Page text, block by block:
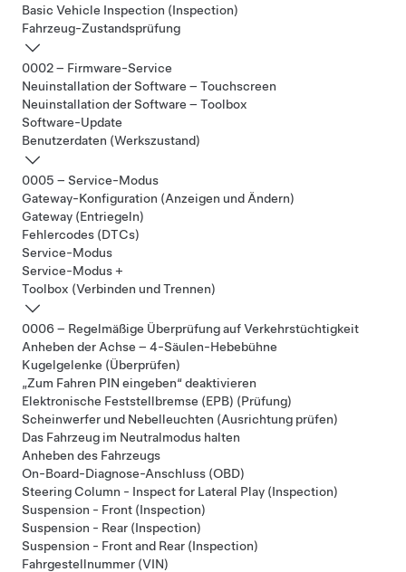
Basic Vehicle Inspection (Inspection)
Fahrzeug-Zustandsprüfung
0002 – Firmware-Service
Neuinstallation der Software – Touchscreen
Neuinstallation der Software – Toolbox
Software-Update
Benutzerdaten (Werkszustand)
0005 – Service-Modus
Gateway-Konfiguration (Anzeigen und Ändern)
Gateway (Entriegeln)
Fehlercodes (DTCs)
Service-Modus
Service-Modus +
Toolbox (Verbinden und Trennen)
0006 – Regelmäßige Überprüfung auf Verkehrstüchtigkeit
Anheben der Achse – 4-Säulen-Hebebühne
Kugelgelenke (Überprüfen)
„Zum Fahren PIN eingeben“ deaktivieren
Elektronische Feststellbremse (EPB) (Prüfung)
Scheinwerfer und Nebelleuchten (Ausrichtung prüfen)
Das Fahrzeug im Neutralmodus halten
Anheben des Fahrzeugs
On-Board-Diagnose-Anschluss (OBD)
Steering Column - Inspect for Lateral Play (Inspection)
Suspension - Front (Inspection)
Suspension - Rear (Inspection)
Suspension - Front and Rear (Inspection)
Fahrgestellnummer (VIN)